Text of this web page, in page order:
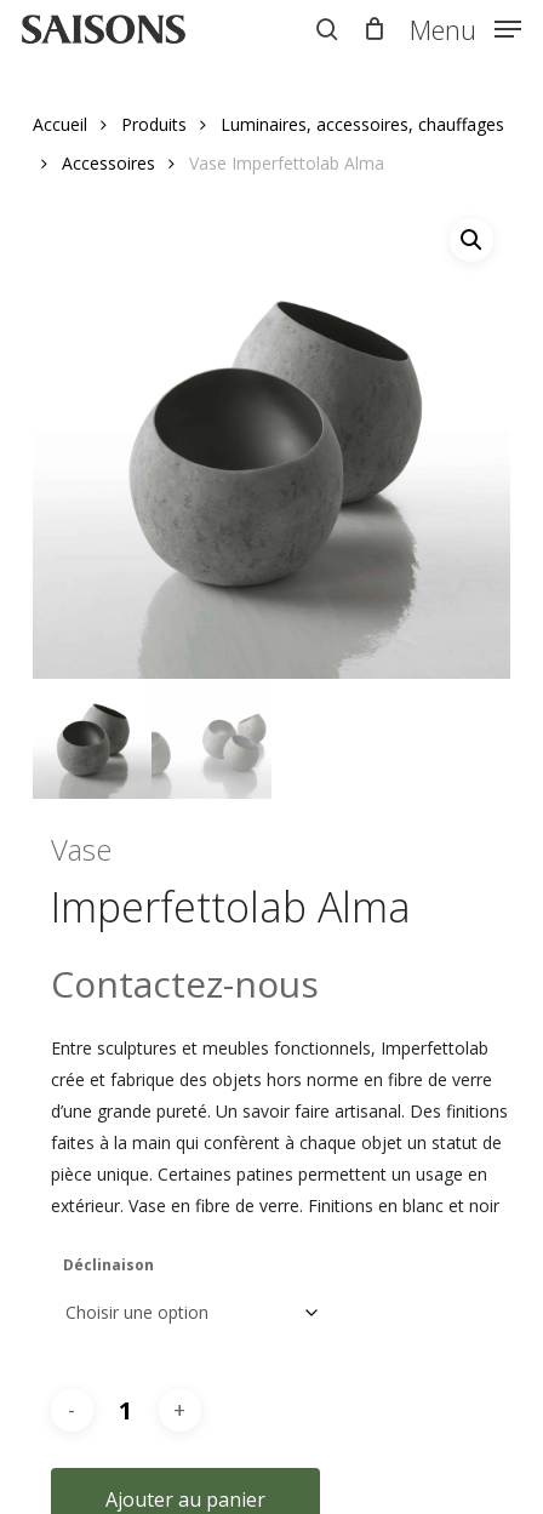
Skip
Menu
Accueil Produits
Luminaires, accessoires, chauffages
Accessoires
Vase Imperfettolab Alma
Vase
Imperfettolab Alma
Contactez-nous
Entre sculptures et meubles fonctionnels, Imperfettolab
crée et fabrique des objets hors norme en fibre de verre
d’une grande pureté. Un savoir faire artisanal. Des finitions
faites à la main qui confèrent à chaque objet un statut de
pièce unique. Certaines patines permettent un usage en
extérieur. Vase en fibre de verre. Finitions en blanc et noir
Déclinaison
Ajouter au panier